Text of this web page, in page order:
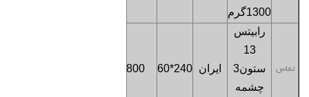
1300گرم
تماس
رابیتس
13
ستون3
چشمه
ایران 240*60
800